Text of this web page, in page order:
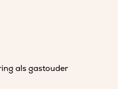
als gastouder